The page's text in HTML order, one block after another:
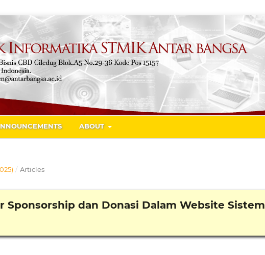
ABOUT
/ Articles
Sponsorship dan Donasi Dalam Website Sistem